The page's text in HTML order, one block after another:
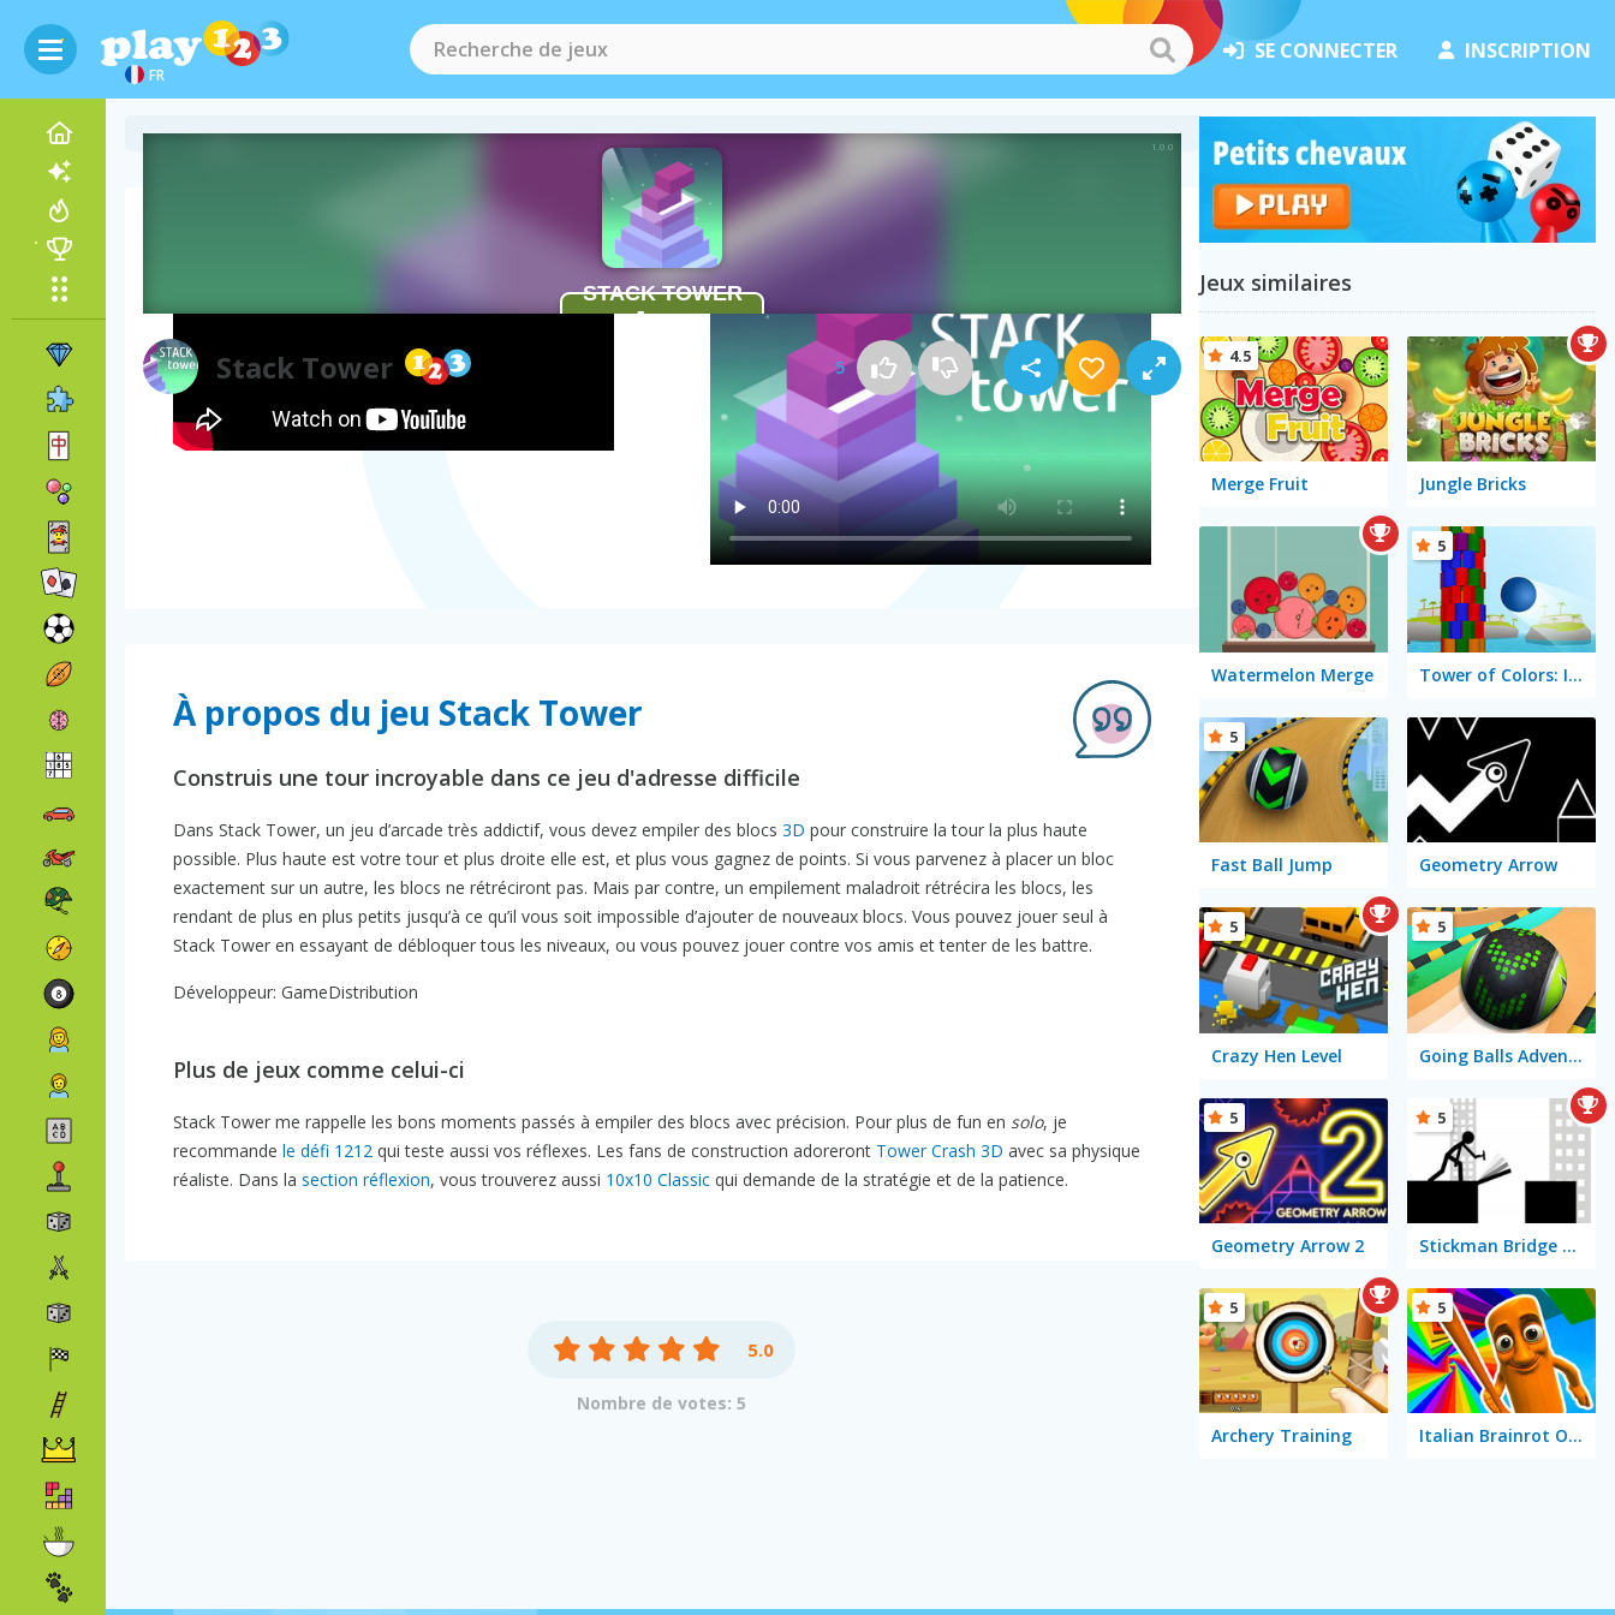
FR
SE CONNECTER INSCRIPTION
Stack Tower 5
Comment jouer à Stack Tower
À propos du jeu Stack Tower
Construis une tour incroyable dans ce jeu d'adresse difficile
Dans Stack Tower, un jeu d’arcade très addictif, vous devez empiler des blocs 3D pour construire la tour la plus haute
possible. Plus haute est votre tour et plus droite elle est, et plus vous gagnez de points. Si vous parvenez à placer un bloc
exactement sur un autre, les blocs ne rétréciront pas. Mais par contre, un empilement maladroit rétrécira les blocs, les
rendant de plus en plus petits jusqu’à ce qu’il vous soit impossible d’ajouter de nouveaux blocs. Vous pouvez jouer seul à
Stack Tower en essayant de débloquer tous les niveaux, ou vous pouvez jouer contre vos amis et tenter de les battre.
Développeur: GameDistribution
Plus de jeux comme celui-ci
Stack Tower me rappelle les bons moments passés à empiler des blocs avec précision. Pour plus de fun en solo, je
recommande le défi 1212 qui teste aussi vos réflexes. Les fans de construction adoreront Tower Crash 3D avec sa physique
réaliste. Dans la section réflexion, vous trouverez aussi 10x10 Classic qui demande de la stratégie et de la patience.
5.0
Nombre de votes: 5
Jeux similaires
Merge Fruit
4.5
Jungle Bricks
Watermelon Merge Tower of Colors: Island Edition
5
Fast Ball Jump
5
Geometry Arrow
Crazy Hen Level
5
Going Balls Adventure 2
5
Geometry Arrow 2
5
Stickman Bridge Constructor
5
Archery Training
5
Italian Brainrot Obby Parkour
5